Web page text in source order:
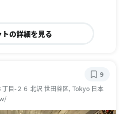
トの詳細を見る
目-２６ 北沢 世田谷区, Tokyo 日本
9